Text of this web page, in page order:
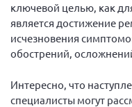
Главный
Конференция
Конференция
Конференция
ключевой целью, как
является достижение
исчезновения
обострений,
Интересно, что
специалисты могут